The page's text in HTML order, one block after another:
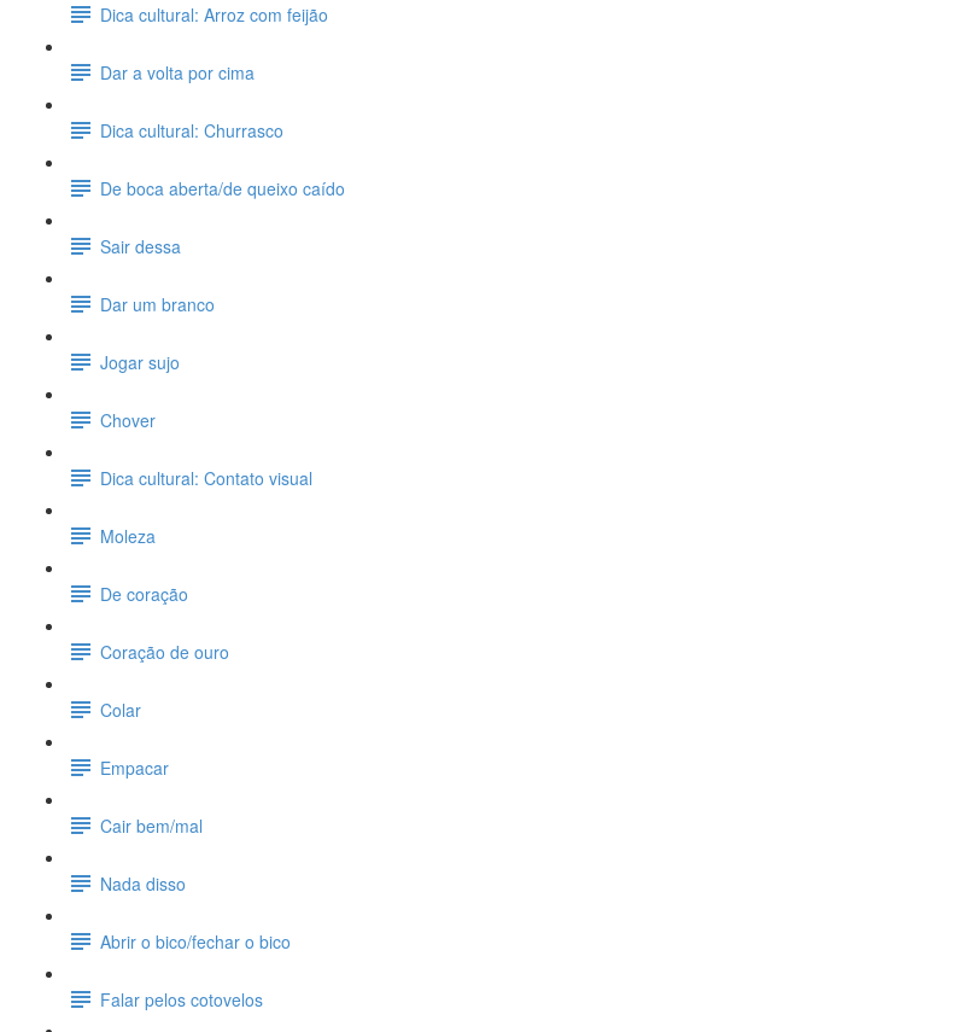
Dica cultural: Arroz com feijão
Dar a volta por cima
Dica cultural: Churrasco
De boca aberta/de queixo caído
Sair dessa
Dar um branco
Jogar sujo
Chover
Dica cultural: Contato visual
Moleza
De coração
Coração de ouro
Colar
Empacar
Cair bem/mal
Nada disso
Abrir o bico/fechar o bico
Falar pelos cotovelos